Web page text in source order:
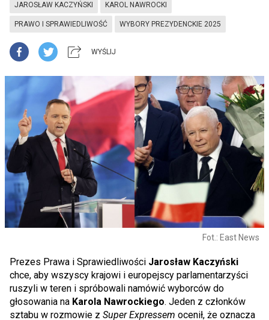
JAROSŁAW KACZYŃSKI KAROL NAWROCKI
PRAWO I SPRAWIEDLIWOŚĆ WYBORY PREZYDENCKIE 2025
WYŚLIJ
Fot.: East News
Prezes Prawa i Sprawiedliwości Jarosław Kaczyński
chce, aby wszyscy krajowi i europejscy parlamentarzyści
ruszyli w teren i spróbowali namówić wyborców do
głosowania na Karola Nawrockiego. Jeden z członków
sztabu w rozmowie z Super Expressem ocenił, że oznacza